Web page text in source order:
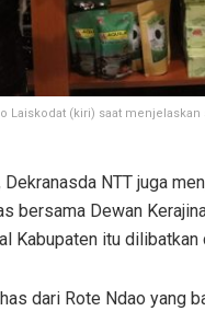
Laiskodat (kiri) saat
NTT juga
bersama Dewan
Kabupaten itu dilibatkan
dari Rote Ndao yang